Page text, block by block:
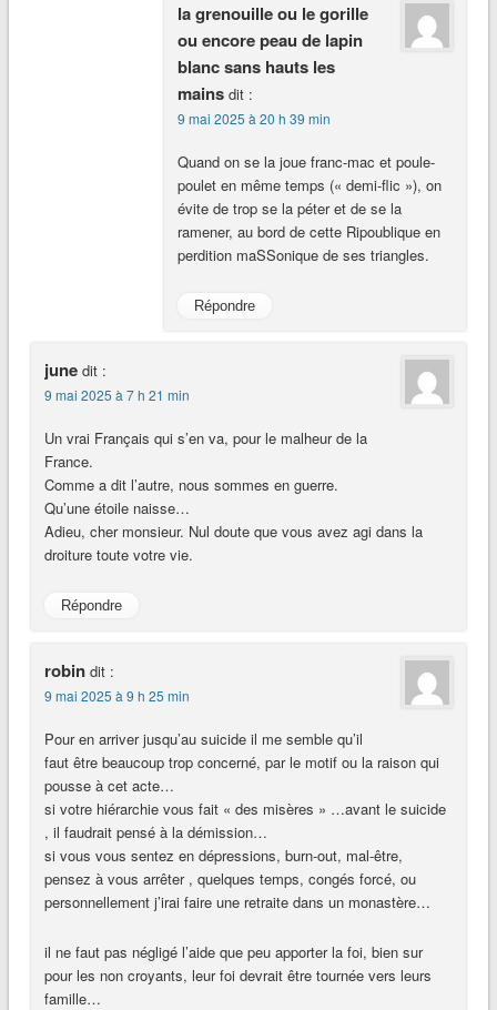
la grenouille ou le gorille
ou encore peau de lapin
blanc sans hauts les
mains dit :
9 mai 2025 à 20 h 39 min
Quand on se la joue franc-mac et poule-
poulet en même temps (« demi-flic »), on
évite de trop se la péter et de se la
ramener, au bord de cette Ripoublique en
perdition maSSonique de ses triangles.
Répondre
june dit :
9 mai 2025 à 7 h 21 min
Un vrai Français qui s’en va, pour le malheur de la
France.
Comme a dit l’autre, nous sommes en guerre.
Qu’une étoile naisse…
Adieu, cher monsieur. Nul doute que vous avez agi dans la
droiture toute votre vie.
Répondre
robin dit :
9 mai 2025 à 9 h 25 min
Pour en arriver jusqu’au suicide il me semble qu’il
faut être beaucoup trop concerné, par le motif ou la raison qui
pousse à cet acte…
si votre hiérarchie vous fait « des misères » …avant le suicide
, il faudrait pensé à la démission…
si vous vous sentez en dépressions, burn-out, mal-être,
pensez à vous arrêter , quelques temps, congés forcé, ou
personnellement j’irai faire une retraite dans un monastère…
il ne faut pas négligé l’aide que peu apporter la foi, bien sur
pour les non croyants, leur foi devrait être tournée vers leurs
famille…